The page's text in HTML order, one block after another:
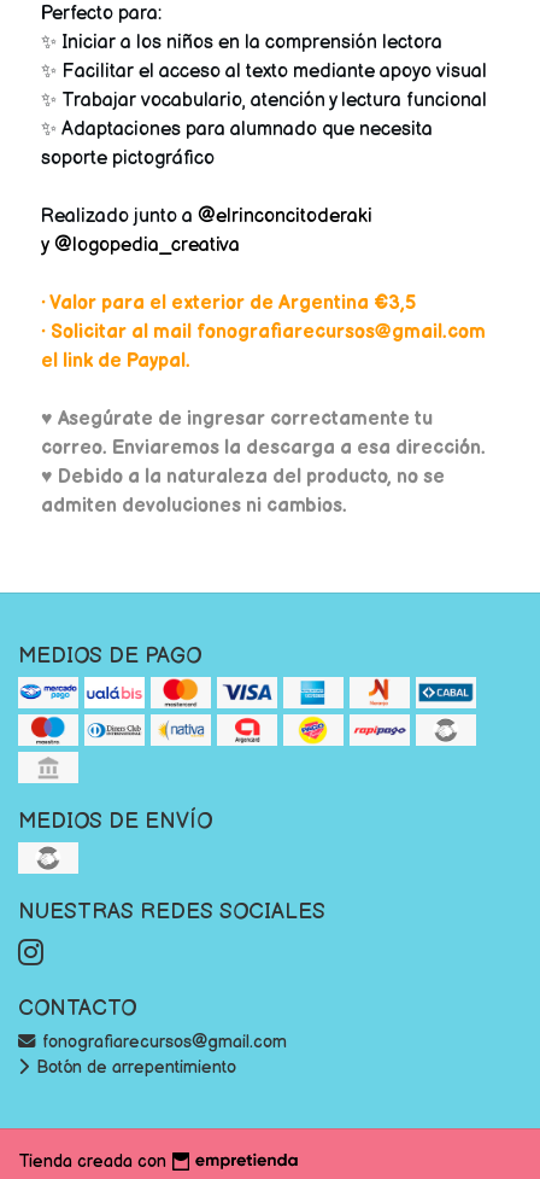
Perfecto para:
✨ Iniciar a los niños en la comprensión lectora
✨ Facilitar el acceso al texto mediante apoyo visual
✨ Trabajar vocabulario, atención y lectura funcional
✨ Adaptaciones para alumnado que necesita
soporte pictográfico
Realizado junto a @elrinconcitoderaki
y@logopedia_creativa
• Valor para el exterior de Argentina €3,5
• Solicitar al mail fonografiarecursos@gmail.com
el link de Paypal.
♥ Asegúrate de ingresar correctamente tu
correo. Enviaremos la descarga a esa dirección.
♥ Debido a la naturaleza del producto, no se
admiten devoluciones ni cambios.
MEDIOS DE PAGO
MEDIOS DE ENVÍO
NUESTRAS REDES SOCIALES
CONTACTO
fonografiarecursos@gmail.com
Botón de arrepentimiento
Tienda creada con